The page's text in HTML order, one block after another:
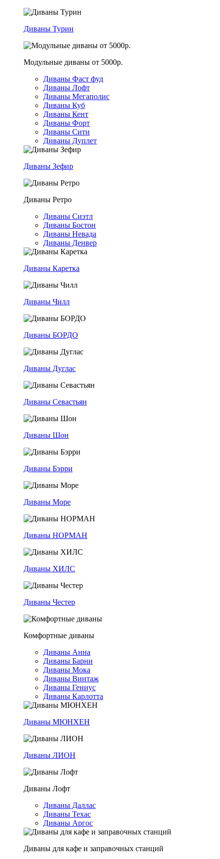
Диваны Турин
Модульные диваны от 5000р.
Диваны Фаст фуд
Диваны Лофт
Диваны Мегаполис
Диваны Куб
Диваны Кент
Диваны Форт
Диваны Сити
Диваны Дуплет
Диваны Зефир
Диваны Ретро
Диваны Сиэтл
Диваны Бостон
Диваны Невада
Диваны Денвер
Диваны Каретка
Диваны Чилл
Диваны БОРДО
Диваны Дуглас
Диваны Севастьян
Диваны Шон
Диваны Бэрри
Диваны Море
Диваны НОРМАН
Диваны ХИЛС
Диваны Честер
Комфортные диваны
Диваны Анна
Диваны Барни
Диваны Мока
Диваны Винтаж
Диваны Гениус
Диваны Карлотта
Диваны МЮНХЕН
Диваны ЛИОН
Диваны Лофт
Диваны Даллас
Диваны Техас
Диваны Аргос
Диваны для кафе и заправочных станций